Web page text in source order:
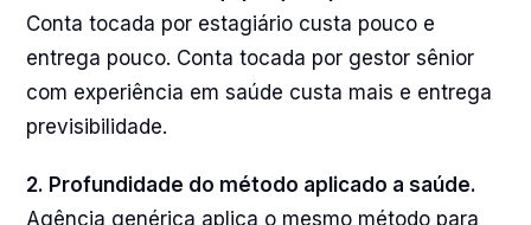
Conta tocada por estagiário custa pouco e
entrega pouco. Conta tocada por gestor sênior
com experiência em saúde custa mais e entrega
previsibilidade.
2. Profundidade do método aplicado a saúde.
Agência genérica aplica o mesmo método para